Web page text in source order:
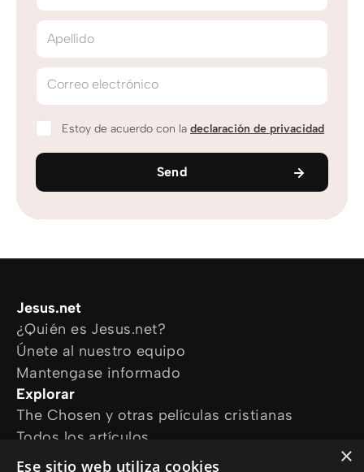
Apellido
Correo electrónico
Estoy de acuerdo con la declaración de privacidad
Send
Jesus.net
¿Quién es Jesus.net?
Únete al nuestro equipo
Mantengase informado
Explorar
The Chosen y otras películas cristianas
Todos los artículos
Cursos online
×
Ese sitio web utiliza cookies